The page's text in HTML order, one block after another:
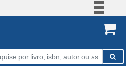
Participe